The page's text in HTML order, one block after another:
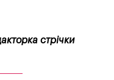
стрічки